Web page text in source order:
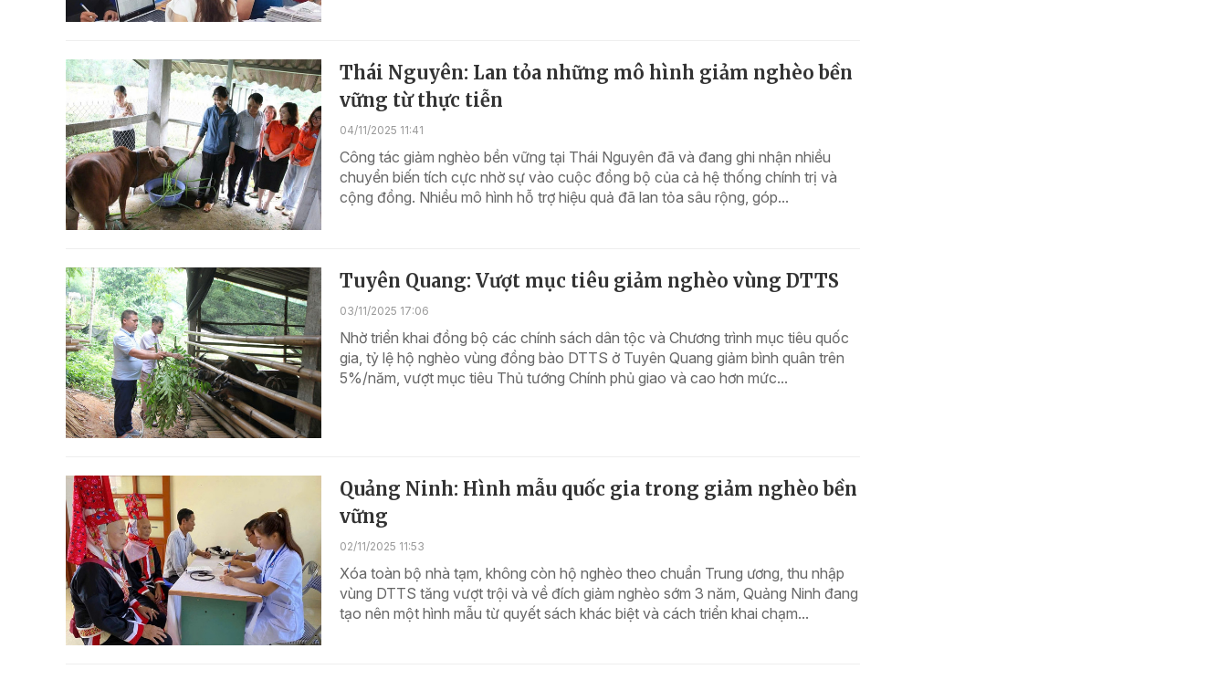
Thái Nguyên: Lan tỏa những mô hình giảm nghèo bền
vững từ thực tiễn
04/11/2025 11:41
Công tác giảm nghèo bền vững tại Thái Nguyên đã và đang ghi nhận nhiều
chuyển biến tích cực nhờ sự vào cuộc đồng bộ của cả hệ thống chính trị và
cộng đồng. Nhiều mô hình hỗ trợ hiệu quả đã lan tỏa sâu rộng, góp...
Tuyên Quang: Vượt mục tiêu giảm nghèo vùng DTTS
03/11/2025 17:06
Nhờ triển khai đồng bộ các chính sách dân tộc và Chương trình mục tiêu quốc
gia, tỷ lệ hộ nghèo vùng đồng bào DTTS ở Tuyên Quang giảm bình quân trên
5%/năm, vượt mục tiêu Thủ tướng Chính phủ giao và cao hơn mức...
Quảng Ninh: Hình mẫu quốc gia trong giảm nghèo bền
vững
02/11/2025 11:53
Xóa toàn bộ nhà tạm, không còn hộ nghèo theo chuẩn Trung ương, thu nhập
vùng DTTS tăng vượt trội và về đích giảm nghèo sớm 3 năm, Quảng Ninh đang
tạo nên một hình mẫu từ quyết sách khác biệt và cách triển khai chạm...